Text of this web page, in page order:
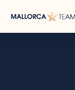
Inhalt
springen